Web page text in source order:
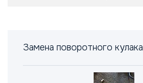
Замена поворотного кулака